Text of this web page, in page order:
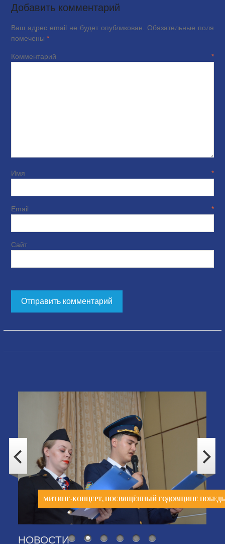
Добавить комментарий
Ваш адрес email не будет опубликован.
Обязательные поля
помечены *
Комментарий*
Имя*
Email*
Сайт
МИТИНГ-КОНЦЕРТ, ПОСВЯЩЁННЫЙ ГОДОВЩИНЕ
НОВОСТИ